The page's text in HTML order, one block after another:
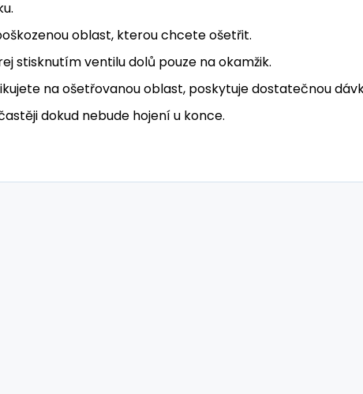
oblast, kterou chcete ošetřit.
stisknutím ventilu dolů pouze na okamžik.
na ošetřovanou oblast, poskytuje dostatečnou
dokud nebude hojení u konce.